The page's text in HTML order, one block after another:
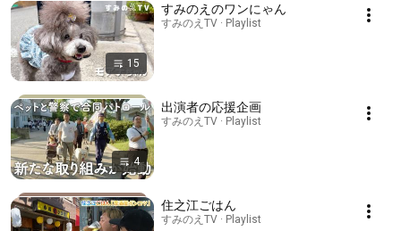
15
すみのえのワンにゃん
すみのえTV · Playlist
4
出演者の応援企画
すみのえTV · Playlist
住之江ごはん
すみのえTV · Playlist